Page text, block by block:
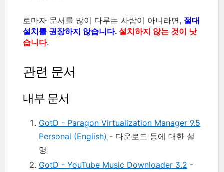
로마자 문서를 많이 다루는 사람이 아니라면, 절대
설치를 권장하지 않습니다. 설치하지 않는 것이 낫
습니다.
관련 문서
내부 문서
GotD - Paragon Virtualization Manager 9.5
Personal (English) - 다운로드 등에 대한 설
명
GotD - YouTube Music Downloader 3.2 -